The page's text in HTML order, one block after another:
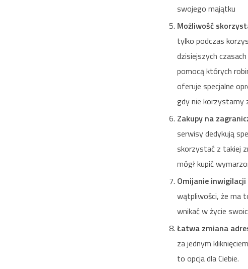
swojego majątku
Możliwość
tylko podczas
dzisiejszych
pomocą których
oferuje specjalne
gdy nie korzystamy
Zakupy na
serwisy dedykują
skorzystać z takiej
mógł kupić
Omijanie inwigilacji
wątpliwości, że ma
wnikać w życie
Łatwa zmiana
za jednym
to opcja dla Ciebie.